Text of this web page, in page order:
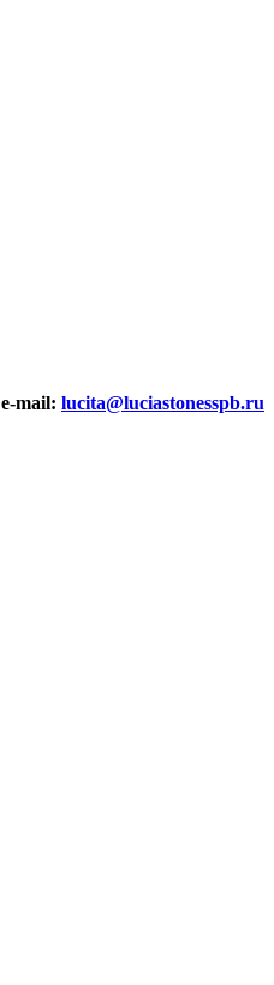
e-mail: lucita@luciastonesspb.ru